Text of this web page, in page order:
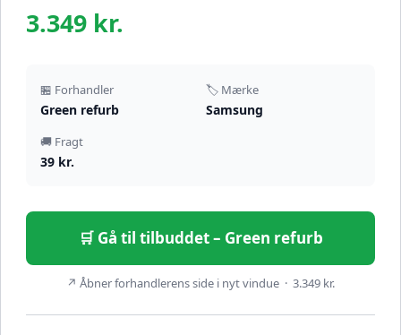
3.349 kr.
🏪 Forhandler
Green refurb
🏷️ Mærke
Samsung
🚚 Fragt
39 kr.
🛒 Gå til tilbuddet – Green refurb
↗ Åbner forhandlerens side i nyt vindue · 3.349 kr.